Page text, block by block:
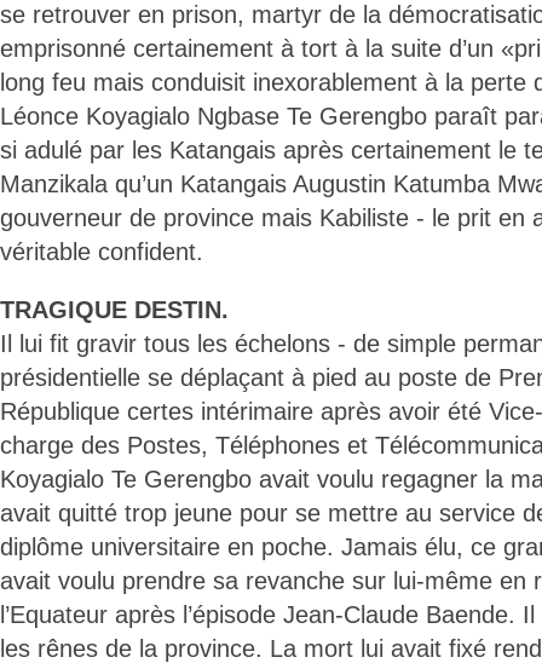
se retrouver en prison, martyr de la
emprisonné certainement à tort à la suite d’un
long feu mais conduisit inexorablement à la perte
Léonce Koyagialo Ngbase Te Gerengbo paraît
si adulé par les Katangais après certainement le
Manzikala qu’un Katangais Augustin Katumba
gouverneur de province mais Kabiliste - le prit en
véritable confident.
TRAGIQUE DESTIN.
Il lui fit gravir tous les échelons - de simple
présidentielle se déplaçant à pied au poste de
République certes intérimaire après avoir été
charge des Postes, Téléphones et
Koyagialo Te Gerengbo avait voulu regagner la
avait quitté trop jeune pour se mettre au service
diplôme universitaire en poche. Jamais élu, ce
avait voulu prendre sa revanche sur lui-même en
l’Equateur après l’épisode Jean-Claude Baende.
les rênes de la province. La mort lui avait fixé